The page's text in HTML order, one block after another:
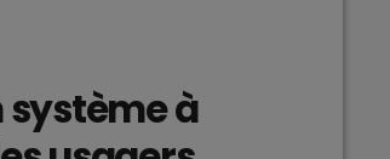
système à